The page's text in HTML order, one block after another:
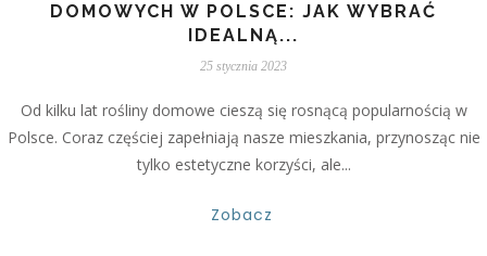
DOMOWYCH W POLSCE: JAK WYBRAĆ
IDEALNĄ...
25 stycznia 2023
Od kilku lat rośliny domowe cieszą się rosnącą popularnością w
Polsce. Coraz częściej zapełniają nasze mieszkania, przynosząc nie
tylko estetyczne korzyści, ale...
Zobacz